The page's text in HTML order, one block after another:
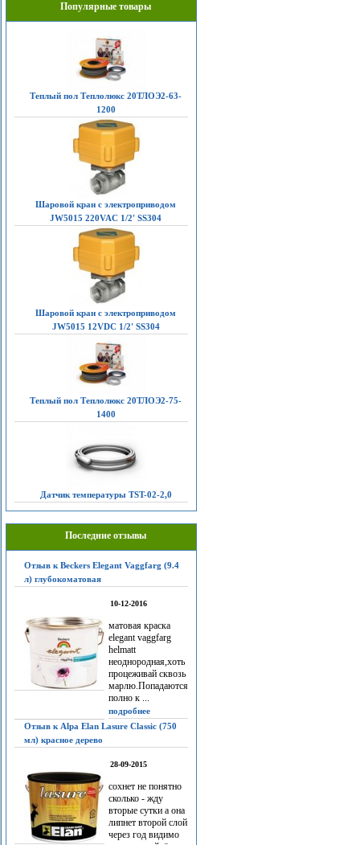
Популярные товары
Теплый пол Теплолюкс 20ТЛОЭ2-63-
1200
Шаровой кран с электроприводом
JW5015 220VAC 1/2' SS304
Шаровой кран с электроприводом
JW5015 12VDC 1/2' SS304
Теплый пол Теплолюкс 20ТЛОЭ2-75-
1400
Датчик температуры TST-02-2,0
Последние отзывы
Отзыв к Beckers Elegant Vaggfarg (9.4
л) глубокоматовая
10-12-2016
матовая краска
elegant vaggfarg
helmatt
неоднородная,хоть
процеживай сквозь
марлю.Попадаются
полно к ...
подробнее
Отзыв к Alpa Elan Lasure Classic (750
мл) красное дерево
28-09-2015
сохнет не понятно
сколько - жду
вторые сутки а она
липнет второй слой
через год видимо